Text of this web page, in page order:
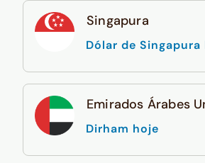
Singapura
Dólar de Singapura
Emirados Árabes
Dirham hoje